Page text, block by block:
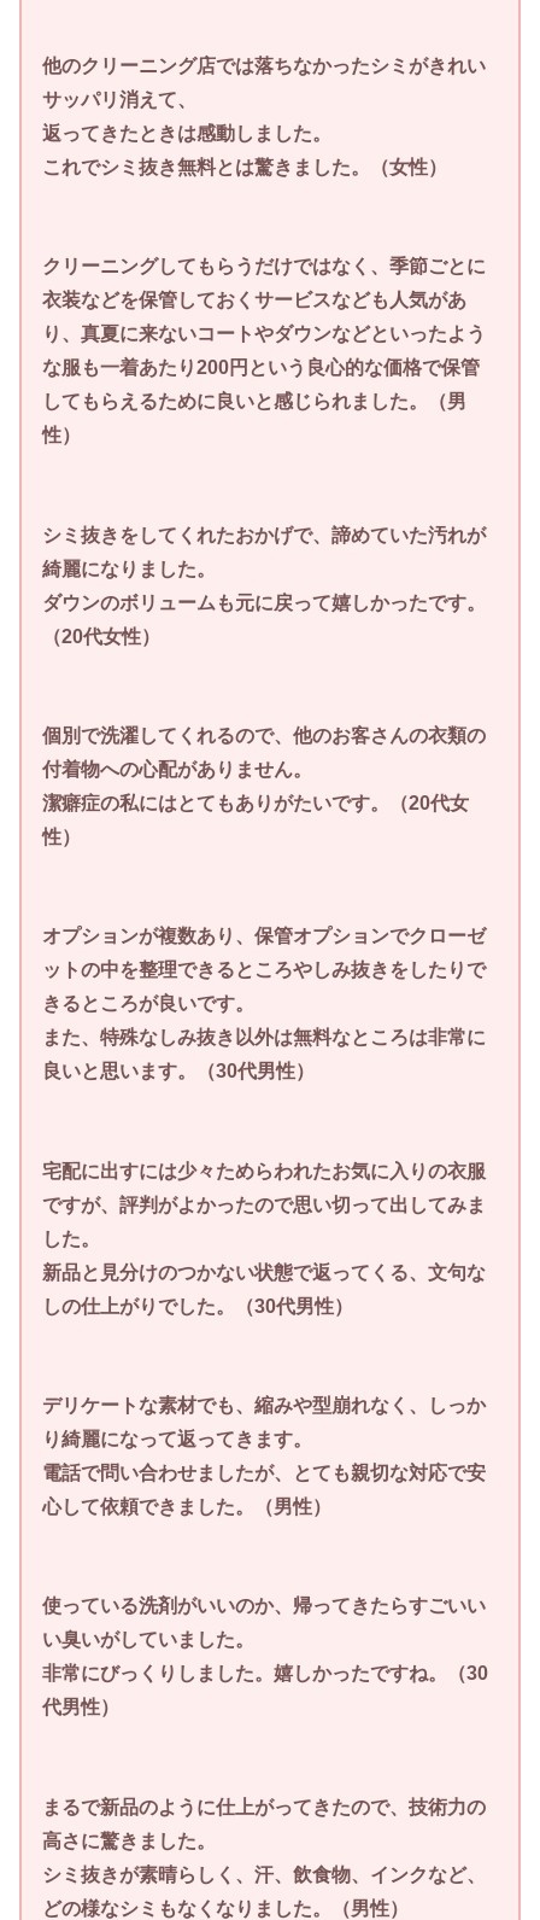
他のクリーニング店では落ちなかったシミがきれい
サッパリ消えて、
返ってきたときは感動しました。
これでシミ抜き無料とは驚きました。（女性）
クリーニングしてもらうだけではなく、季節ごとに
衣装などを保管しておくサービスなども人気があ
り、真夏に来ないコートやダウンなどといったよう
な服も一着あたり200円という良心的な価格で保管
してもらえるために良いと感じられました。（男
性）
シミ抜きをしてくれたおかげで、諦めていた汚れが
綺麗になりました。
ダウンのボリュームも元に戻って嬉しかったです。
（20代女性）
個別で洗濯してくれるので、他のお客さんの衣類の
付着物への心配がありません。
潔癖症の私にはとてもありがたいです。（20代女
性）
オプションが複数あり、保管オプションでクローゼ
ットの中を整理できるところやしみ抜きをしたりで
きるところが良いです。
また、特殊なしみ抜き以外は無料なところは非常に
良いと思います。（30代男性）
宅配に出すには少々ためらわれたお気に入りの衣服
ですが、評判がよかったので思い切って出してみま
した。
新品と見分けのつかない状態で返ってくる、文句な
しの仕上がりでした。（30代男性）
デリケートな素材でも、縮みや型崩れなく、しっか
り綺麗になって返ってきます。
電話で問い合わせましたが、とても親切な対応で安
心して依頼できました。（男性）
使っている洗剤がいいのか、帰ってきたらすごいい
い臭いがしていました。
非常にびっくりしました。嬉しかったですね。（30
代男性）
まるで新品のように仕上がってきたので、技術力の
高さに驚きました。
シミ抜きが素晴らしく、汗、飲食物、インクなど、
どの様なシミもなくなりました。（男性）